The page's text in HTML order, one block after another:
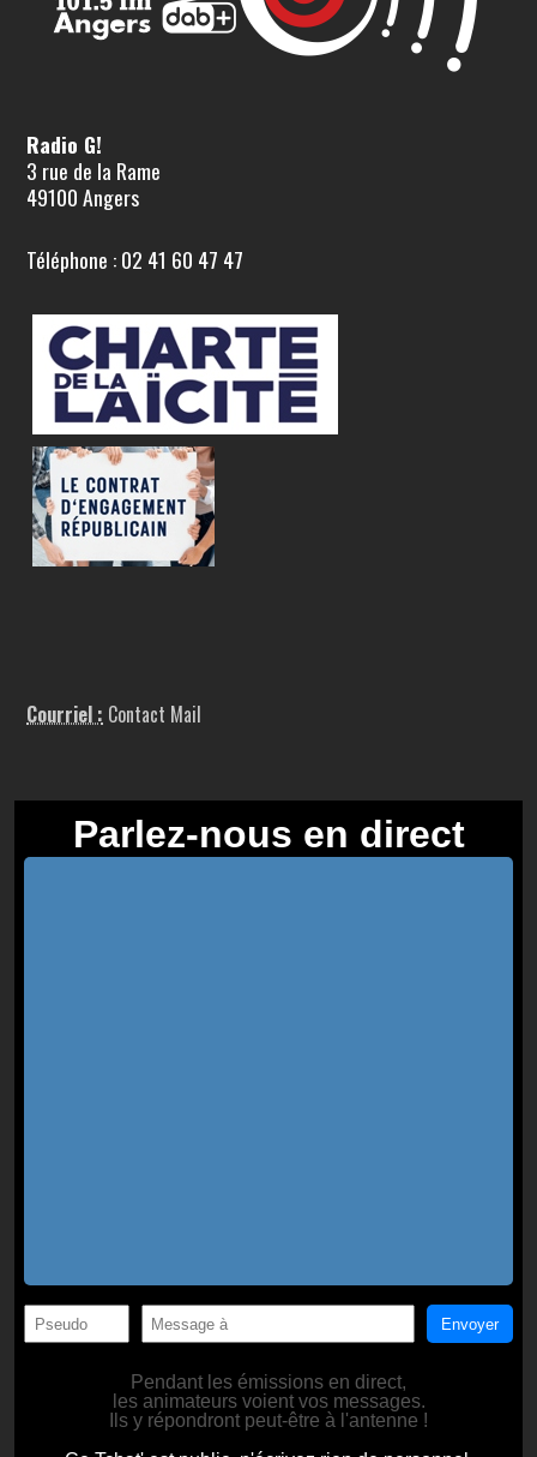
Radio G!
3 rue de la Rame
49100 Angers
Téléphone : 02 41 60 47 47
Courriel : Contact Mail